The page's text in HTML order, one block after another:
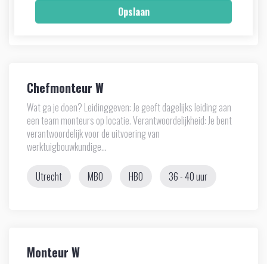
HBO
Chefmonteur W
Wat ga je doen? Leidinggeven: Je geeft dagelijks leiding aan
een team monteurs op locatie. Verantwoordelijkheid: Je bent
verantwoordelijk voor de uitvoering van
werktuigbouwkundige...
Utrecht MBO HBO 36 - 40 uur
Monteur W